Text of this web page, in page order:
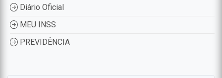
Diário Oficial
MEU INSS
PREVIDÊNCIA